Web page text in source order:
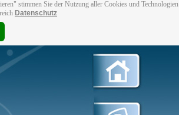
stimmen Sie der Nutzung aller Cookies und Technologien
Datenschutz